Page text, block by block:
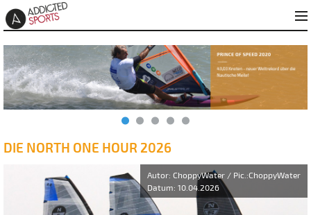
DIE NORTH ONE HOUR 2026